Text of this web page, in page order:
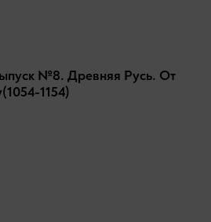
№8. Древняя Русь. От
1154)